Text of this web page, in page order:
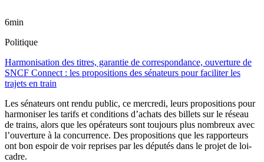
6min
Politique
Harmonisation des titres, garantie de correspondance, ouverture de
SNCF Connect : les propositions des sénateurs pour faciliter les
trajets en train
Les sénateurs ont rendu public, ce mercredi, leurs propositions pour
harmoniser les tarifs et conditions d’achats des billets sur le réseau
de trains, alors que les opérateurs sont toujours plus nombreux avec
l’ouverture à la concurrence. Des propositions que les rapporteurs
ont bon espoir de voir reprises par les députés dans le projet de loi-
cadre.